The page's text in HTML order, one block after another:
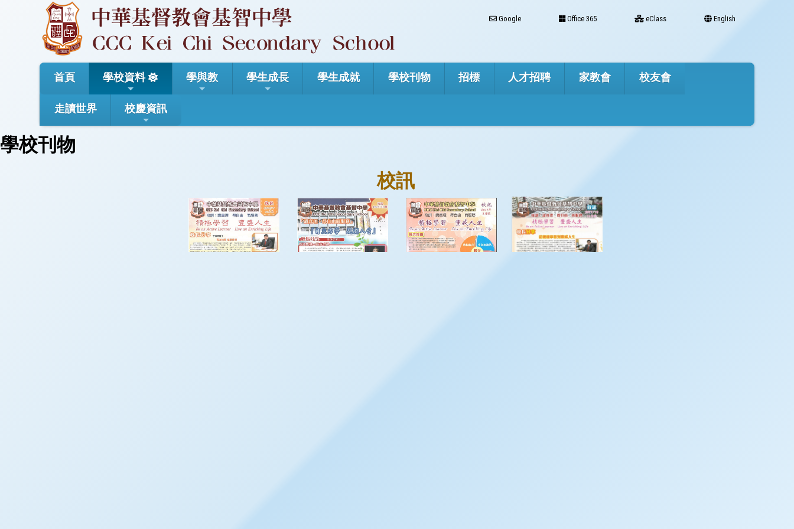
Google Office 365 eClass English
首頁 學校資料 學與教 學生成長 學生成就 學校刊物 招標 人才招聘 家教會 校友會
走讀世界 校慶資訊
學校刊物